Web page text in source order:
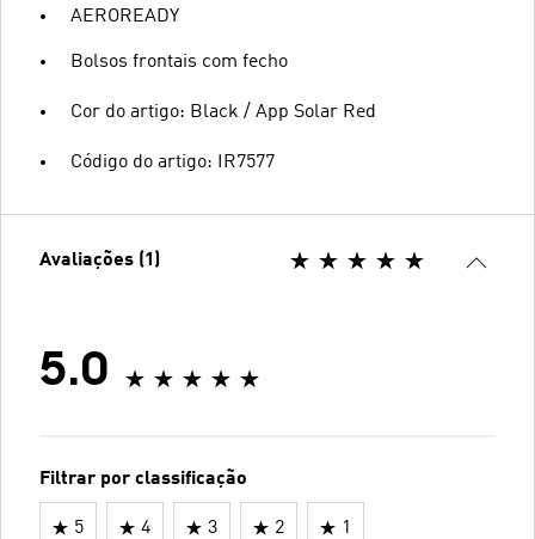
AEROREADY
Bolsos frontais com fecho
Cor do artigo: Black / App Solar Red
Código do artigo: IR7577
Avaliações (1)
5.0
Filtrar por classificação
5 4 3 2 1